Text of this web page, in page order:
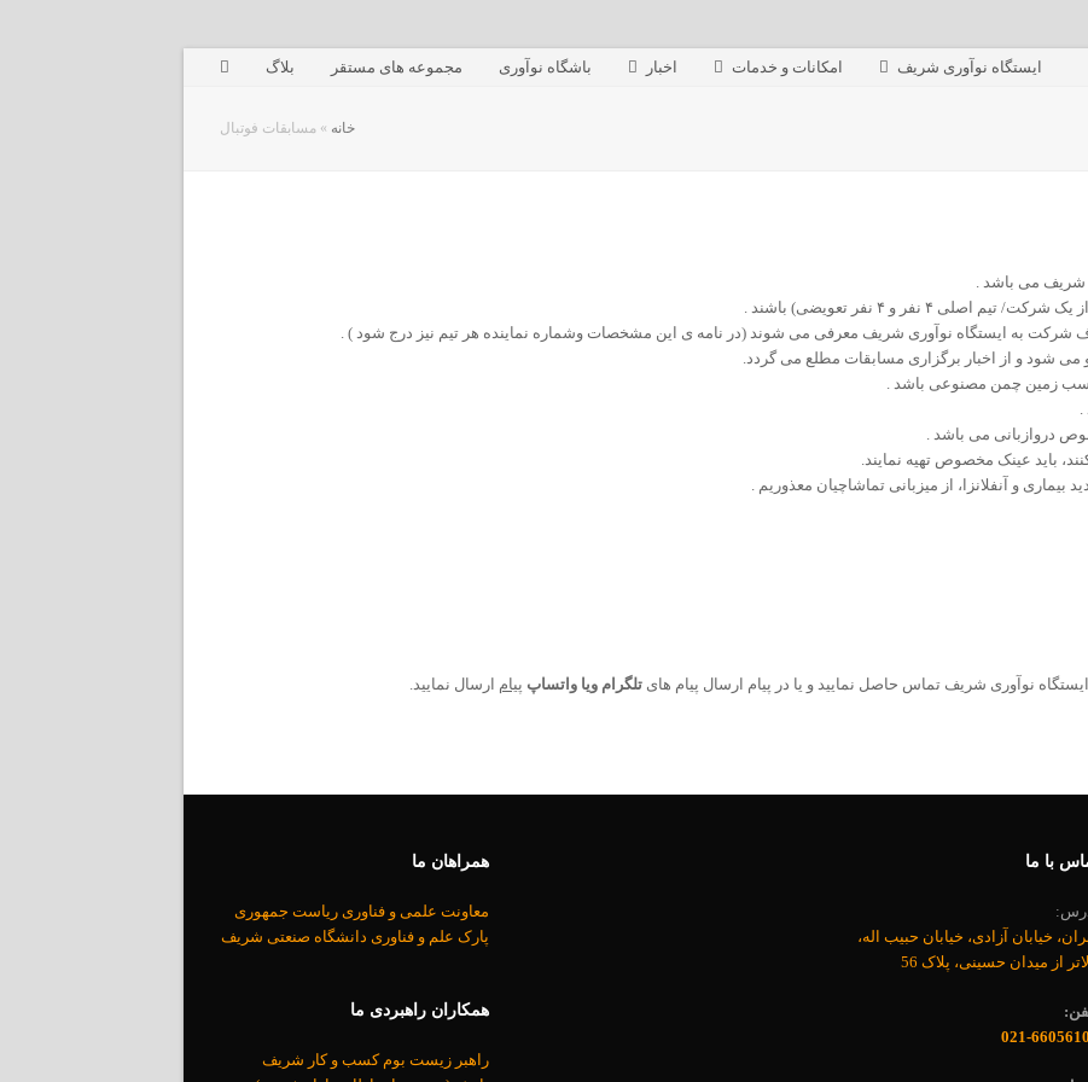
ایستگاه نوآوری شریف امکانات و خدمات اخبار باشگاه نوآوری مجموعه های مستقر بلاگ
خانه » مسابقات فوتبال
شریف می باشد .
شرکت به ایستگاه نوآوری شریف معرفی می شوند (در نامه ی این مشخصات وشماره نماینده هر تیم نیز درج شود ) .
شود و از اخبار برگزاری مسابقات مطلع می گردد.
زمین چمن مصنوعی باشد .
.
دروازبانی می باشد .
باید عینک مخصوص تهیه نمایند.
و آنفلانزا، از میزبانی تماشاچیان معذوریم .
نوآوری شریف تماس حاصل نمایید و یا در پیام ارسال پیام های تلگرام ویا واتساپ پیام ارسال نمایید.
با ما
خیابان آزادی، خیابان حبیب اله،
از میدان حسینی، پلاک 56
021-
همراهان ما
معاونت علمی و فناوری رياست جمهوری
پارک علم و فناوری دانشگاه صنعتی شریف
همکاران راهبردی ما
راهبر زیست بوم کسب و کار شریف